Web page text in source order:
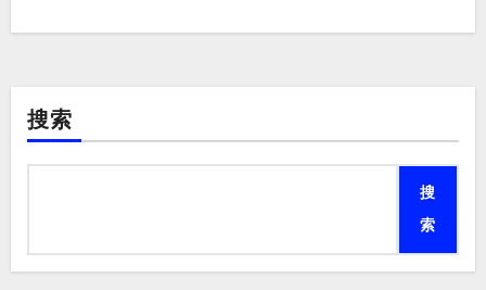
搜索
搜
索